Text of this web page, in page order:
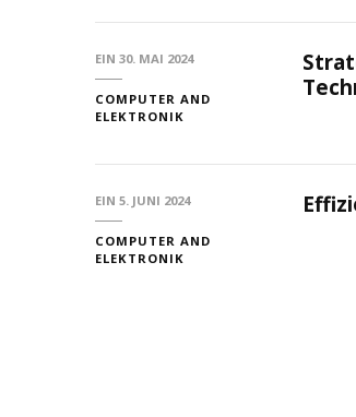
EIN 30. MAI 2024
COMPUTER AND
ELEKTRONIK
EIN 5. JUNI 2024
COMPUTER AND
ELEKTRONIK